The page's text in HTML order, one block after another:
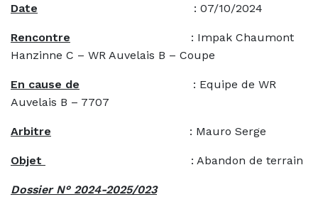
Date : 07/10/2024
Rencontre : Impak Chaumont
Hanzinne C – WR Auvelais B – Coupe
En cause de : Equipe de WR
Auvelais B – 7707
Arbitre : Mauro Serge
Objet : Abandon de terrain
Dossier N° 2024-2025/023